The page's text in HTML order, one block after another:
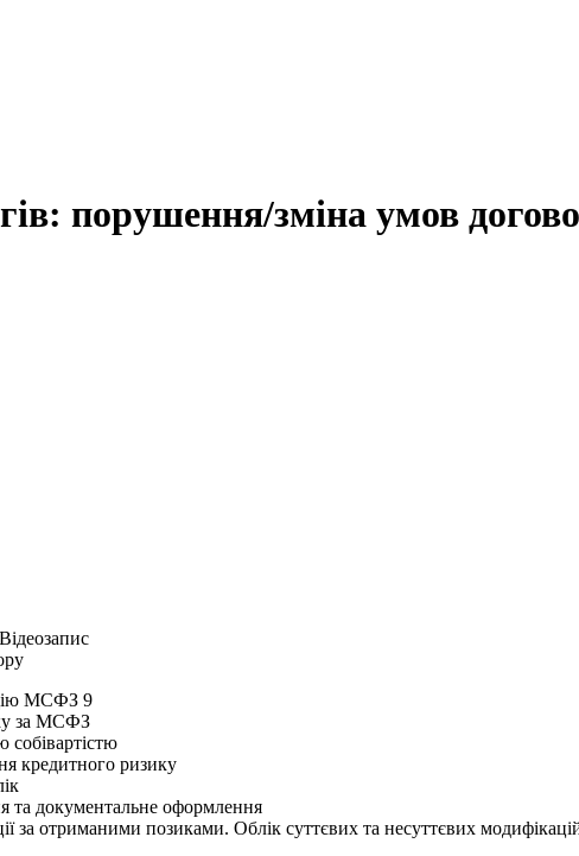
порушення/зміна умов
Відеозапис
дію МСФЗ 9
за МСФЗ
собівартістю
кредитного ризику
та документальне оформлення
за отриманими позиками. Облік суттєвих та несуттєвих